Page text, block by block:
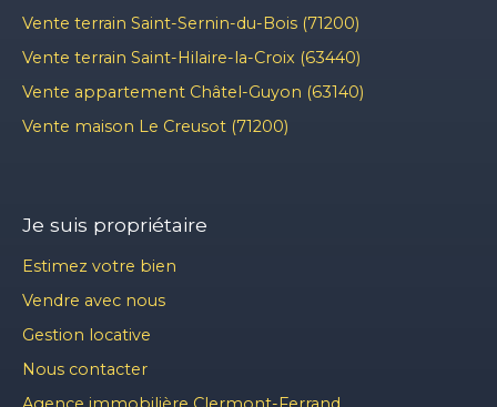
Vente terrain Saint-Sernin-du-Bois (71200)
Vente terrain Saint-Hilaire-la-Croix (63440)
Vente appartement Châtel-Guyon (63140)
Vente maison Le Creusot (71200)
Je suis propriétaire
Estimez votre bien
Vendre avec nous
Gestion locative
Nous contacter